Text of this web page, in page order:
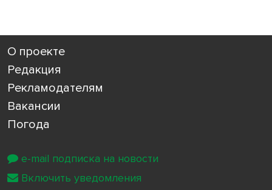
О проекте
Редакция
Рекламодателям
Вакансии
Погода
e-mail подписка на новости
Включить уведомления